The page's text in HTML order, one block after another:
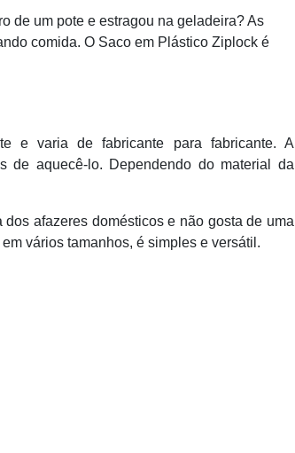
de um pote e estragou na geladeira? As
comida. O Saco em Plástico Ziplock é
e varia de fabricante para fabricante. A
de aquecê-lo. Dependendo do material da
afazeres domésticos e não gosta de uma
vários tamanhos, é simples e versátil.